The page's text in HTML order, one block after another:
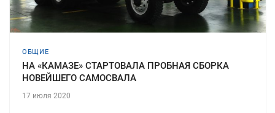
ОБЩИЕ
НА «КАМАЗЕ» СТАРТОВАЛА ПРОБНАЯ СБОРКА
НОВЕЙШЕГО САМОСВАЛА
17 июля 2020